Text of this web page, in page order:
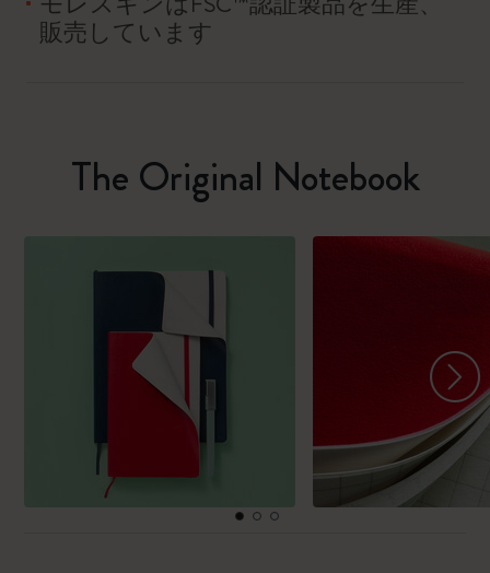
販売しています
The Original Notebook